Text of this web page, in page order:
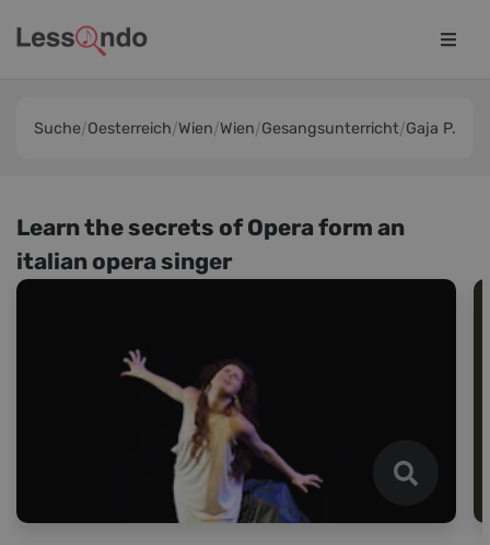
Suche Oesterreich Wien Wien Gesangsunterricht Gaja P.
Learn the secrets of Opera form an
italian opera singer